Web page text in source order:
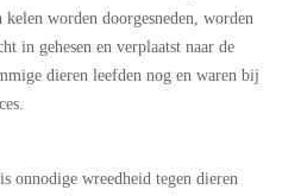
worden doorgesneden, worden
in gehesen en verplaatst naar de
dieren leefden nog en waren bij
onnodige wreedheid tegen dieren